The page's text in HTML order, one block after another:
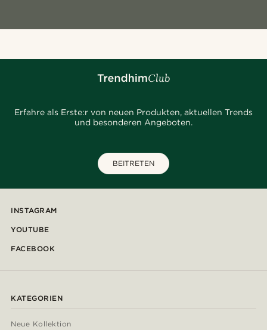
Erfahre als Erste:r von neuen Produkten, aktuellen Trends
und besonderen Angeboten.
BEITRETEN
INSTAGRAM
YOUTUBE
FACEBOOK
KATEGORIEN
Neue Kollektion